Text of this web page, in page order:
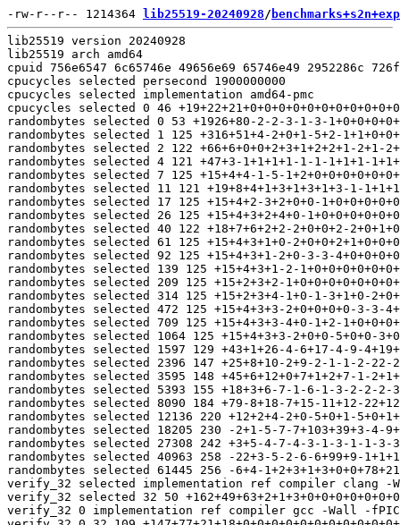
-rw-r--r-- 1214364 lib25519-20240928/ benchmarks+s2n+exp
lib25519 version 20240928
lib25519 arch amd64
cpuid 756e6547 6c65746e 49656e69 65746e49 2952286c 726f4320 4d542865 33692029 3030352d 43205535 40205550 302e3220 7a484730 00000000 00000000 000306d4 02100800 7ffafbbf bfebfbff 00000000 021c27ab 00000000 9c000000 00000000 00000000 00000121 2c100800 00000007 00000000 00000000 00000000 00000000
cpucycles selected persecond 1900000000
cpucycles selected implementation amd64-pmc
cpucycles selected 0 46 +19+22+21+0+0+0+0+0+0+0+0+0+0+0+0+0+0+0+0+0+0+0+0+0+0+0+0+0+0+0+0+0
randombytes selected 0 53 +1926+80-2-2-3-1-3-1+0+0+0+0+0+0+0+0+0+0+0+0+0+0+0+0+0+0+0+0+0+0+0+0
randombytes selected 1 125 +316+51+4-2+0+1-5+2-1+1+0+0+0+0+0+0+0+0+0+0+0+0+0+0+0+0+0+0+0+0+0+0
randombytes selected 2 122 +66+6+0+0+2+3+1+2+2+1-2+1-2+0+1+0-2+1-2-2+1+0-2+1+0-2+1-2-2+1+0-2
randombytes selected 4 121 +47+3-1+1+1+1-1-1-1+1+1-1+1+1+1-1+1-1+1-1-1-1+1-1+1-1+1+1+1-1+1-1
randombytes selected 7 125 +15+4+4-1-5-1+2+0+0+0+0+0+0+0+0+0+0+0+0+0+0+0+0+0+0+0+0+0+0+0+0+0
randombytes selected 11 121 +19+8+4+1+3+1+3+1+3-1-1+1+1-1+1-1-1-1+1-1-1-1-1-1-1-1-1+1+1+1+1+1
randombytes selected 17 125 +15+4+2-3+2+0+0-1+0+0+0+0+0+0+0+0+0+0+0+0+0+0+0-6+0+0-6+0+0-6+0+0
randombytes selected 26 125 +15+4+3+2+4+0-1+0+0+0+0+0+0+0+0+0+0+0+0+0+0+0+0+0+0+0+0+0+0+0+0-6
randombytes selected 40 122 +18+7+6+2+2-2+0+0+2-2+0+1+0-2+0-2+1+0+0+0+0+0+0+0+0-2+0-2+0+0+0-2
randombytes selected 61 125 +15+4+3+1+0-2+0+0+2+1+0+0+0+0+0+0+0+0+0+0+0+0+0+0+0+0+0+0+0+0+1+0
randombytes selected 92 125 +15+4+3+1-2+0-3-3-4+0+0+0+0+0+0+0+0+0+0+0+0+0+0+1+0+1+0+1+0+1+0+1
randombytes selected 139 125 +15+4+3+1-2-1+0+0+0+0+0+0+0+0+0+0+0+0+0+0+0+0+0+0+0+0+0+0+0+0+0+0
randombytes selected 209 125 +15+2+3+2-1+0+0+0+0+0+0+0+0+0+0+0+0+0+0+0+0+0+0+0+0+1+0+0+0+0+0+0
randombytes selected 314 125 +15+2+3+4-1+0-1-3+1+0-2+0+0+0+0+0+0+0+0+0+0+0+0+0+0+1+0+0+0+0+0+0
randombytes selected 472 125 +15+4+3+3-2+0+0+0+0-3-3-4+0+0+0+0+1+0+0+0+0+0+0+0+0+0+0+0+0+0+1+0
randombytes selected 709 125 +15+4+3+3-4+0-1+2-1+0+0+0+0+0+0+0+0+0+0+0+0+1+0+1+0+0+0+0+0+0+0+0
randombytes selected 1064 125 +15+4+3+3-2+0+0-5+0+0-3+0-4+0+0+0+0+0+0+1+0+0+0+0+0+0+0+0+0+0+0+0
randombytes selected 1597 129 +43+1+26-4-6+17-4-9-4+19+20-9+17-4-4-4+17-3-4+16-4-4-4+17-4-4+17-4-4-4+18-4
randombytes selected 2396 147 +25+8+10-2+9-2-1-1-2-22-2+0+0-1+2+0+1+0-22-22+0+2+0+0+0-1+2+0-22+0+0-1
randombytes selected 3595 148 +45+6+12+0+7+1+2+7-1-2+1+10+8+1-1-2-1-1-1+0+2-1-1-1-2-1+1+2-2-1-2-2
randombytes selected 5393 155 +18+3+6-7-1-6-1-3-2-2-2-3-2+11-2+8+8-2+8+8-2+176+7+4+0-9-10+2-3-2-2-2
randombytes selected 8090 184 +79-8+18-7+15-11+12-22+12-8+7-11+12-11+12-10+7-11+14-10-13+27-6+7-9+12-25+12-16+8-10+10
randombytes selected 12136 220 +12+2+4-2+0-5+0+1-5+0+1+1+3-5-2+3+1+1+3+1-5+0+1-5+0+1+1-3-2+1-3-2
randombytes selected 18205 230 -2+1-5-7-7+103+39+3-4-9+3+5+1-1-1+2+5+0+6-1+0+1+0+4+1-1-1+1+4-1+2-1
randombytes selected 27308 242 +3+5-4-7-4-3-1-3-1-1-3-3+98+12+3+4-4-1-3-1+3+3+3+2-3-2-3-1+3+2+3+181
randombytes selected 40963 258 -22+3-5-2-6-6+99+9-1+1+1-1+1-1-2+1-2-1+0-1-2+1-2-1+0+138+31+84+9+0-17-17
randombytes selected 61445 256 -6+4-1+2+3+1+3+0+0+78+21+0-3-2-2-2+3-1-1-1-1+158-2+257+59+1-6-6+1+0-5-8
verify_32 selected implementation ref compiler clang -Wall -fPIC -fwrapv -Qunused-arguments -O2 -mmmx -msse -msse2 -msse3 -mssse3 -msse4.1 -msse4.2 -mavx -mtune=sandybridge; Debian clang version 11.0.1-2; Target: x86_64-pc-linux-gnu; Thread model: posix; InstalledDir: /usr/bin
verify_32 selected 32 50 +162+49+63+2+1+3+0+0+0+0+0+0+0+0+0+0+0+0+0+0+0+0+0+0+0+0+0+0+0+0+0+0
verify_32 0 implementation ref compiler gcc -Wall -fPIC -fwrapv -O2 -mmmx -msse -msse2 -msse3 -mssse3 -msse4.1 -msse4.2 -mavx -mtune=sandybridge; gcc (Debian 10.2.1-6) 10.2.1 20210110; Copyright (C) 2020 Free Software Foundation, Inc.; This is free software; see the source for copying conditions.  There is NO; warranty; not even for MERCHANTABILITY or FITNESS FOR A PARTICULAR PURPOSE.
verify_32 0 32 109 +147+77+21+18+0+0+0+0+0+0+0+0+0+0+0+0+0+0+0+0+0+0+0+0+0+0+0+0+0+0+0+0
verify_32 1 implementation ref compiler clang -Wall -fPIC -fwrapv -Qunused-arguments -O2 -mmmx -msse -msse2 -msse3 -mssse3 -msse4.1 -msse4.2 -mavx -mtune=sandybridge; Debian clang version 11.0.1-2; Target: x86_64-pc-linux-gnu; Thread model: posix; InstalledDir: /usr/bin
verify_32 1 32 50 +37+51+5+3+8+5+0+0+0+0+0+0+0+0+0+0+0+0+0+0+0+0+0+0+0+0+0+0+0+0+0+0
verify_32 2 implementation ref compiler gcc -Wall -fPIC -fwrapv -O2 -mmmx -msse -msse2 -msse3 -mssse3 -msse4.1 -msse4.2 -mavx -mbmi -mbmi2 -mavx2 -mtune=haswell; gcc (Debian 10.2.1-6) 10.2.1 20210110; Copyright (C) 2020 Free Software Foundation, Inc.; This is free software; see the source for copying conditions.  There is NO; warranty; not even for MERCHANTABILITY or FITNESS FOR A PARTICULAR PURPOSE.
verify_32 2 32 108 +1293+57+51+2+0-1+2-2+2-2+2-2+2-2+2-1+0-1-1+0-1-1+0-1+0-1+0-1-1+0-1-1
verify_32 3 implementation ref compiler clang -Wall -fPIC -fwrapv -Qunused-arguments -O2 -mmmx -msse -msse2 -msse3 -mssse3 -msse4.1 -msse4.2 -mavx -mbmi -mbmi2 -mavx2 -mtune=haswell; Debian clang version 11.0.1-2; Target: x86_64-pc-linux-gnu; Thread model: posix; InstalledDir: /usr/bin
verify_32 3 32 56 +1158+46+32+19+19+0+0+0+0+0+0+0+0+0+0+0+0+0+0+0+0+0+0+0+0+0+0+0+0+0+0+0
verify_32 4 implementation ref compiler gcc -Wall -fPIC -fwrapv -O2 -mmmx -msse -msse2 -msse3 -mssse3 -msse4.1 -msse4.2 -mavx -mbmi -mbmi2 -mavx2 -madx -mtune=skylake; gcc (Debian 10.2.1-6) 10.2.1 20210110; Copyright (C) 2020 Free Software Foundation, Inc.; This is free software; see the source for copying conditions.  There is NO; warranty; not even for MERCHANTABILITY or FITNESS FOR A PARTICULAR PURPOSE.
verify_32 4 32 110 +1262+61+61-1-1-1-1-1-1-1-1-1-1-1-1+0+1+0+2+3+0+1+2+3+0-3+3+0+1+2+3+0
verify_32 5 implementation ref compiler clang -Wall -fPIC -fwrapv -Qunused-arguments -O2 -mmmx -msse -msse2 -msse3 -mssse3 -msse4.1 -msse4.2 -mavx -mbmi -mbmi2 -mavx2 -madx -mtune=skylake; Debian clang version 11.0.1-2; Target: x86_64-pc-linux-gnu; Thread model: posix; InstalledDir: /usr/bin
verify_32 5 32 55 +315+52+18+15-1-1-3-1-1-3+0+0+0+0+0+0+0+0+0+0+0+0+0+0+0+0+0+0+0+0+0+0
verify_32 6 implementation ref compiler gcc -Wall -fPIC -fwrapv -O2; gcc (Debian 10.2.1-6) 10.2.1 20210110; Copyright (C) 2020 Free Software Foundation, Inc.; This is free software; see the source for copying conditions.  There is NO; warranty; not even for MERCHANTABILITY or FITNESS FOR A PARTICULAR PURPOSE.
verify_32 6 32 109 +176+79+16+16+1+1+1+1+1+1+1+1+1+1+0+0+0+0+0+0+0+0+0+0+0+0+0+0+0+0+0+0
verify_32 7 implementation ref compiler clang -Wall -fPIC -fwrapv -Qunused-arguments -O2; Debian clang version 11.0.1-2; Target: x86_64-pc-linux-gnu; Thread model: posix; InstalledDir: /usr/bin
verify_32 7 32 53 +1127+51+15+0-1+1-1-1+1-1-1+1-1-1+1-1-1+1-1-1+1-1-1+1-1-1+1-1-1+1-1-1
hashblocks_sha512 selected implementation avx2 compiler clang -Wall -fPIC -fwrapv -Qunused-arguments -O2 -mmmx -msse -msse2 -msse3 -mssse3 -msse4.1 -msse4.2 -mavx -mbmi -mbmi2 -mavx2 -madx -mtune=skylake; Debian clang version 11.0.1-2; Target: x86_64-pc-linux-gnu; Thread model: posix; InstalledDir: /usr/bin
hashblocks_sha512 selected 0 51 +1278+85+26+17-1-2-2+0-1+3-1-1+0+2-1-1+0+2-1-1+0+2-1-1+0+2-1-1+0+2-1-1
hashblocks_sha512 selected 1 52 +62+50+2+1-3-2-1+1-1+1-1+1-1+1-1+1-1+1-1+1-1+1-1+1-1+1-1+1-1+1-1+1
hashblocks_sha512 selected 2 52 +42+13+2+0-1+0-2-1+1-1+1-1+1-1+1-1+1-1+1-1+1-1+1-1+1-1+1-1+1-1+1-1
hashblocks_sha512 selected 4 52 +42-1+1+1+0+0+0-2-2-1+1-1+1-1+1-1+1-1+1-1+1-1+1-1+1-1+1-1+1-1+1-1
hashblocks_sha512 selected 7 52 +42-1-1-1+20-1-1+1-1+1-1+1-1+1-1+1-1+1-1+1-1+1-1+1-1+1-1+1-1+1-1+1
hashblocks_sha512 selected 11 52 +42-1+1+1+0+0+0-2-2-1+1-1+1-1+1-1+1-1+1-1+1-1+1-1+1-1+1-1+1-1+1-1
hashblocks_sha512 selected 17 52 +42-1+0+1+0+0-3-3-1+1-1+1-1+1-1+1-1+1-1+1-1+1-1+1-1+1-1+1-1+1-1+1
hashblocks_sha512 selected 26 52 +40+14+7+4+3-1-1-1+1-1+1-1+1-1+1-1+1-1+1-1+1-1+1-1+1-1+1-1+1-1+1-1
hashblocks_sha512 selected 40 52 +42+20+9+9+2-3-1-2-3-3-1+1-1+1-1+1-1+1-1+1-1+1-1+1-1+1-1+1-1+1-1+1
hashblocks_sha512 selected 61 52 +42-1-1-1-1-1+0-2-1-1-1+1-1+1-1+1-1+1-1+1-1+1-1+1-1+1-1+1-1+1-1+1
hashblocks_sha512 selected 92 52 +75+14+7+4+3-3-1-2-3-3-1+1-1+1-1+1-1+1-1+1-1+1-1+1-1+1-1+1-1+1-1+1
hashblocks_sha512 selected 139 776 +3226+107+99+5-2+6-1-2+0-3-2-1-7+1+61+48+4+1-1+0+1-1+1-1+1-1+1-1+1-1+1-1
hashblocks_sha512 selected 209 777 +230+26+12+12+3+68+5-1+0-1-4-3-2-8-2+3+2+1-2+60-3+0+3+0+0-2+0-2+0-2+0-2
hashblocks_sha512 selected 314 1468 +248+54+36+5-1+4-5+3-6-1+1-1+1-1+1-1+1-1+1-1+1-1-3+54-2+58-4+0+1-2-3+0
hashblocks_sha512 selected 472 2134 +196+75+36+24+19+8+18+19+23+1+3-4-5-3-2-4-5-3-2-4-5-3-2-4-2+3-2-3-2+3-2-3
hashblocks_sha512 selected 709 3496 +232+199+112+62+9+11+15-10-5+9-5+9-5-3-6+1+0-1-6+1+0-1-6+1+0-1-6+1+0-1-6+1
hashblocks_sha512 selected 1064 5525 +301+120+54+48-6+1+21+1-1+1-1+1-1+1-1+1-1+1-1+1-1+1-1+1-1+1-1+1-1+1-1+1
hashblocks_sha512 selected 1597 8236 +395+106+26+52+12+5+0+0+0+0+0+0+0+0+0+0+0+0+0+34+81-4-4-4-4+95+0+0+0+0+0+0
hashblocks_sha512 selected 2396 12344 +425+14+100+86-8-17-1-1+3-8-17-1-17-1-17+18+66+3-8-17-1-17-1-1+3+54+5+886+157+9-9-12
hashblocks_sha512 selected 3595 19212 +365+151+61+59+81+0+0+0+0+49+21-24+0+0+0+0+0+0+0+0+0+0+0+0+0+74-24+0+0+0+0+0
hashblocks_sha512 selected 5393 28730 +394+61+41-3+17-3+4-23+7-23+80-3+4-23+4+3+4-23+4+3+86-23-21+28+4-23-21+28+4-23+69-23
hashblocks_sha512 selected 8090 43022 +437-14+112+94+21-51+9-19-18-16+199-21-54+12-54+12-9+2+108+15-41+33-14-54+12+45+33-14-54+12-77+2
hashblocks_sha512 selected 12136 64140 +305+74+33-15-5+38-15+33-53+7-53+7+31+7-53+7-53+83-8-53+7-53+7+97+7-53+7-53+84+7-53+7
hashblocks_sha512 selected 18205 96860 +364-62-122-86-2-124-139-154-173-156-30+1348+210-55+22-99+22-35+763+679+99+3+97+56+16-9-35+45+112-14+134-18
hashblocks_sha512 selected 27308 145013 +811-2+50-28+27-201-17-106+33+73+108-51-89+45-11+43-32-1-88-52-154-13+88-118-37-13+62-27+118+29+7+160
hashblocks_sha512 selected 40963 219293 +357-119+131+1341+64+11+57-47+11+81-53-99+105-47-71+105-47-71+105-47-71+105-47-71+105-47-71+105-47-